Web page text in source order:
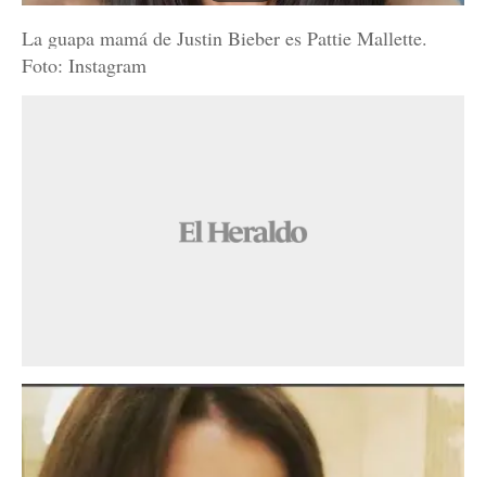
La guapa mamá de Justin Bieber es Pattie Mallette.
Foto: Instagram